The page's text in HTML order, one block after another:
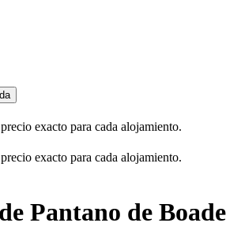
exacto para cada alojamiento.
exacto para cada alojamiento.
Pantano de